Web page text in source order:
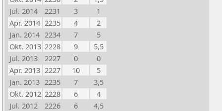
Jul. 2014
2231 3
1
Apr. 2014 2235 4
2
Jan. 2014 2234 7
5
Okt. 2013 2228 9
5,5
Jul. 2013
2227 0
0
Apr. 2013 2227 10
5
Jan. 2013 2235 7
3,5
Okt. 2012 2228 6
4
Jul. 2012
2226 6
4,5